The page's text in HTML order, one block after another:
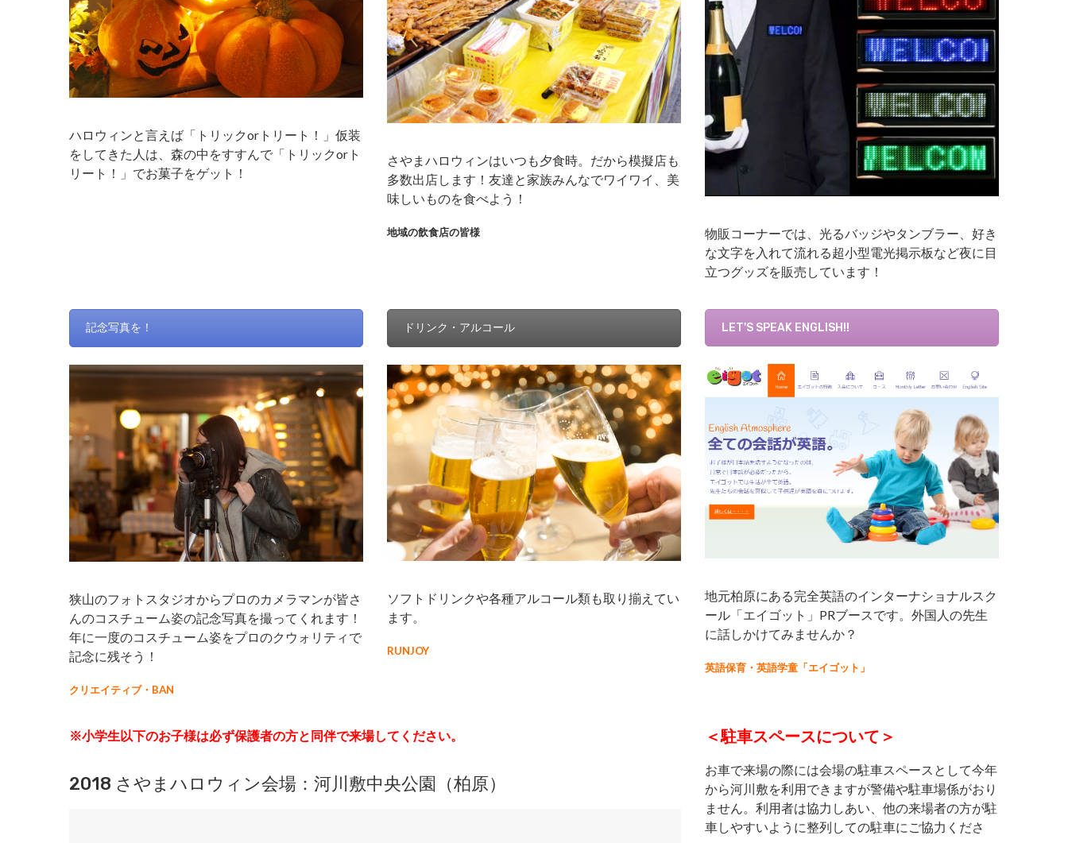
ハロウィンと言えば「トリックorトリート！」仮装
をしてきた人は、森の中をすすんで「トリックorト
リート！」でお菓子をゲット！
さやまハロウィンはいつも夕食時。だから模擬店も
多数出店します！友達と家族みんなでワイワイ、美
味しいものを食べよう！
地域の飲食店の皆様
物販コーナーでは、光るバッジやタンブラー、好き
な文字を入れて流れる超小型電光掲示板など夜に目
立つグッズを販売しています！
記念写真を！
狭山のフォトスタジオからプロのカメラマンが皆さ
んのコスチューム姿の記念写真を撮ってくれます！
年に一度のコスチューム姿をプロのクウォリティで
記念に残そう！
クリエイティブ・BAN
ドリンク・アルコール
ソフトドリンクや各種アルコール類も取り揃えてい
ます。
RUNJOY
LET'S SPEAK ENGLISH!!
地元柏原にある完全英語のインターナショナルスク
ール「エイゴット」PRブースです。外国人の先生
に話しかけてみませんか？
英語保育・英語学童「エイゴット」
※小学生以下のお子様は必ず保護者の方と同伴で来場してください。
2018 さやまハロウィン会場：河川敷中央公園（柏原）
＜駐車スペースについて＞
お車で来場の際には会場の駐車スペースとして今年
から河川敷を利用できますが警備や駐車場係がおり
ません。利用者は協力しあい、他の来場者の方が駐
車しやすいように整列しての駐車にご協力くださ